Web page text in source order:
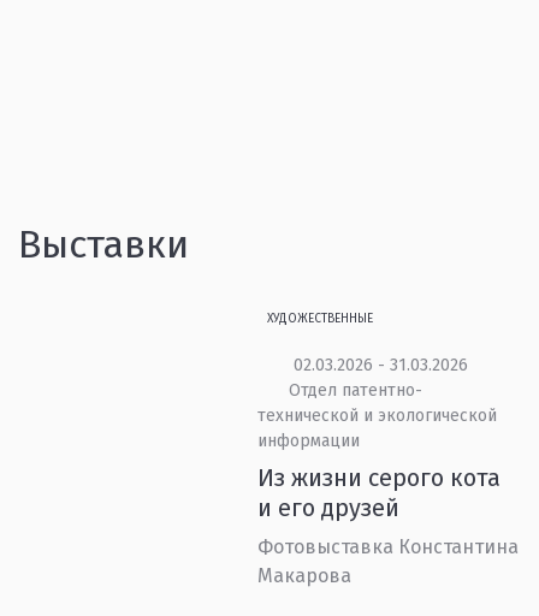
Выставки
ХУДОЖЕСТВЕННЫЕ
02.03.2026 - 31.03.2026
Отдел патентно-
технической и экологической
информации
Из жизни серого кота
и его друзей
Фотовыставка Константина
Макарова